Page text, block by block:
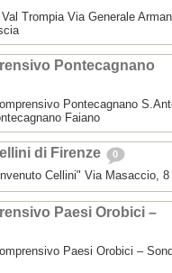
Trompia Via Generale
Pontecagnano
Pontecagnano
Faiano
di Firenze 0
Cellini" Via Masaccio, 8
Paesi Orobici –
Paesi Orobici –